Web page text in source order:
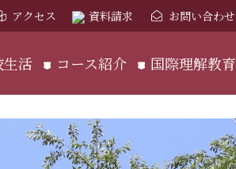
アクセス 資料請求 お問い合わせ
活 コース紹介 国際理解教育